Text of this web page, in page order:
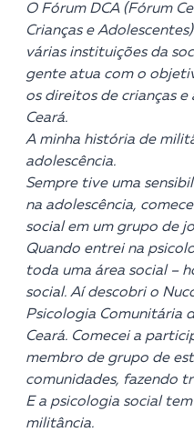
O Fórum DCA (Fórum
Crianças e
várias instituições da
gente atua com o
os direitos de crianças
Ceará.
A minha história de
adolescência.
Sempre tive uma
na adolescência,
social em um grupo de
Quando entrei na
toda uma área social –
social. Aí descobri o
Psicologia Comunitária
Ceará. Comecei a
membro de grupo de
comunidades, fazendo
E a psicologia social
militância.